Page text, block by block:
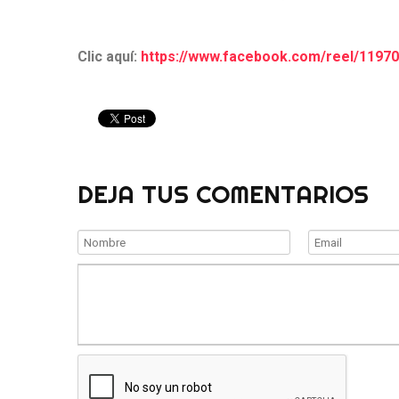
Clic aquí: https://www.facebook.com/reel/
DEJA TUS COMENTARIOS